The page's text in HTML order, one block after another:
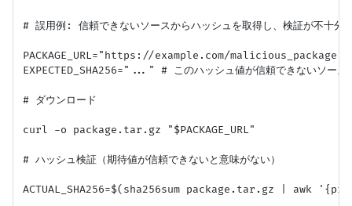
# 誤用例: 信頼できないソースからハッシュを取得し、検証が不十分
PACKAGE_URL="https://example.com/
EXPECTED_SHA256="..." # このハッシュ値が信頼できないソース
# ダウンロード
curl -o package.tar.gz "$PACKAGE_URL"
# ハッシュ検証（期待値が信頼できないと意味がない）
ACTUAL_SHA256=$(sha256sum package.tar.gz | awk